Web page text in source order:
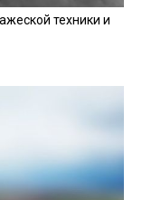
техники и